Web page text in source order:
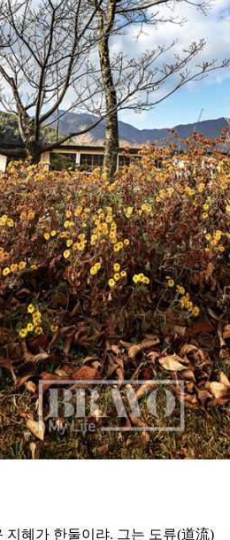
지혜가 한둘이랴. 그는 도류(道流)